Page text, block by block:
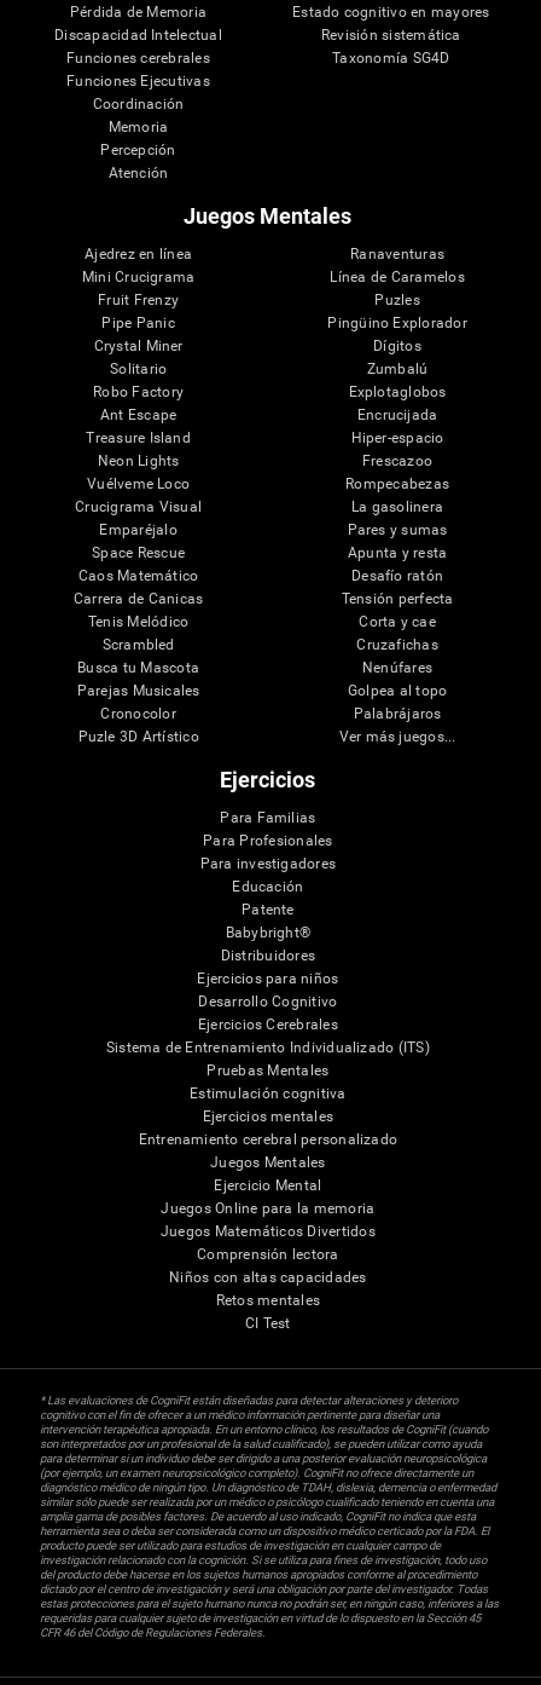
Pérdida de Memoria
Discapacidad Intelectual
Funciones cerebrales
Funciones Ejecutivas
Coordinación
Memoria
Percepción
Atención
Estado cognitivo en mayores
Revisión sistemática
Taxonomía SG4D
Juegos Mentales
Ajedrez en línea
Mini Crucigrama
Fruit Frenzy
Pipe Panic
Crystal Miner
Solitario
Robo Factory
Ant Escape
Treasure Island
Neon Lights
Vuélveme Loco
Crucigrama Visual
Emparéjalo
Space Rescue
Caos Matemático
Carrera de Canicas
Tenis Melódico
Scrambled
Busca tu Mascota
Parejas Musicales
Cronocolor
Puzle 3D Artístico
Ranaventuras
Línea de Caramelos
Puzles
Pingüino Explorador
Dígitos
Zumbalú
Explotaglobos
Encrucijada
Hiper-espacio
Frescazoo
Rompecabezas
La gasolinera
Pares y sumas
Apunta y resta
Desafío ratón
Tensión perfecta
Corta y cae
Cruzafichas
Nenúfares
Golpea al topo
Palabrájaros
Ver más juegos...
Ejercicios
Para Familias
Para Profesionales
Para investigadores
Educación
Patente
Babybright®
Distribuidores
Ejercicios para niños
Desarrollo Cognitivo
Ejercicios Cerebrales
Sistema de Entrenamiento Individualizado (ITS)
Pruebas Mentales
Estimulación cognitiva
Ejercicios mentales
Entrenamiento cerebral personalizado
Juegos Mentales
Ejercicio Mental
Juegos Online para la memoria
Juegos Matemáticos Divertidos
Comprensión lectora
Niños con altas capacidades
Retos mentales
CI Test
* Las evaluaciones de CogniFit están diseñadas para detectar alteraciones y deterioro
cognitivo con el fin de ofrecer a un médico información pertinente para diseñar una
intervención terapéutica apropiada. En un entorno clínico, los resultados de CogniFit (cuando
son interpretados por un profesional de la salud cualificado), se pueden utilizar como ayuda
para determinar si un individuo debe ser dirigido a una posterior evaluación neuropsicológica
(por ejemplo, un examen neuropsicológico completo). CogniFit no ofrece directamente un
diagnóstico médico de ningún tipo. Un diagnóstico de TDAH, dislexia, demencia o enfermedad
similar sólo puede ser realizada por un médico o psicólogo cualificado teniendo en cuenta una
amplia gama de posibles factores. De acuerdo al uso indicado, CogniFit no indica que esta
herramienta sea o deba ser considerada como un dispositivo médico certicado por la FDA. El
producto puede ser utilizado para estudios de investigación en cualquier campo de
investigación relacionado con la cognición. Si se utiliza para fines de investigación, todo uso
del producto debe hacerse en los sujetos humanos apropiados conforme al procedimiento
dictado por el centro de investigación y será una obligación por parte del investigador. Todas
estas protecciones para el sujeto humano nunca no podrán ser, en ningún caso, inferiores a las
requeridas para cualquier sujeto de investigación en virtud de lo dispuesto en la Sección 45
CFR 46 del Código de Regulaciones Federales.